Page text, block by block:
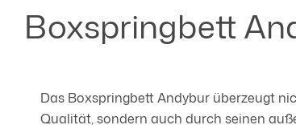
Boxspringbett
Das Boxspringbett Andybur überzeugt
Qualität, sondern auch durch seinen